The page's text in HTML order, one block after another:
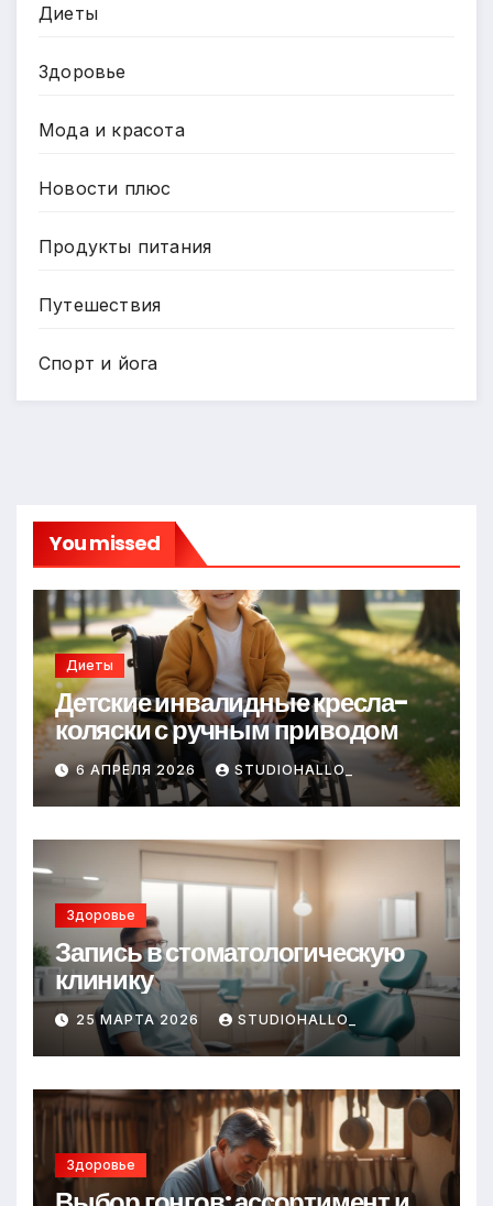
Диеты
Здоровье
Мода и красота
Новости плюс
Продукты питания
Путешествия
Спорт и йога
You missed
Диеты
Детские инвалидные кресла-
коляски с ручным приводом
6 АПРЕЛЯ 2026 STUDIOHALLO_
Здоровье
Запись в стоматологическую
клинику
25 МАРТА 2026 STUDIOHALLO_
Здоровье